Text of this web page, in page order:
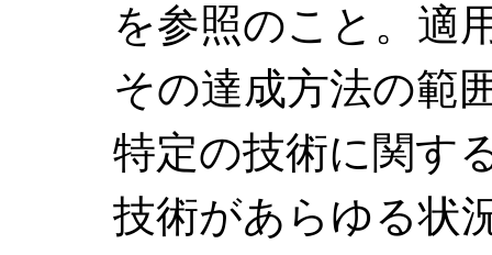
を参照のこと。適
その達成方法の範
特定の技術に関す
技術があらゆる状